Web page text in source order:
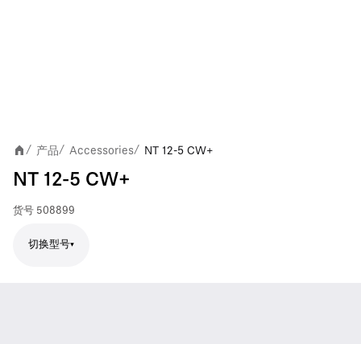
/ 产品/ Accessories/ NT 12-5 CW+
NT 12-5 CW+
货号 508899
切换型号